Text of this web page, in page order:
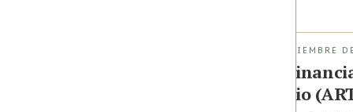
FASE DE IMPLEMENTACIÓN (1 DE DICIEMBRE
Capítulo 5: Fuentes de
Renovación del Territorio